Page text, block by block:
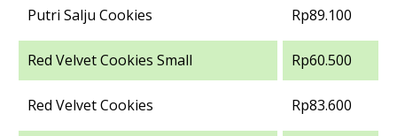
Putri Salju Cookies Rp89.100
Red Velvet Cookies Small Rp60.500
Red Velvet Cookies Rp83.600